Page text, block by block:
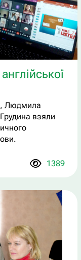
Людмила
взяли
1389